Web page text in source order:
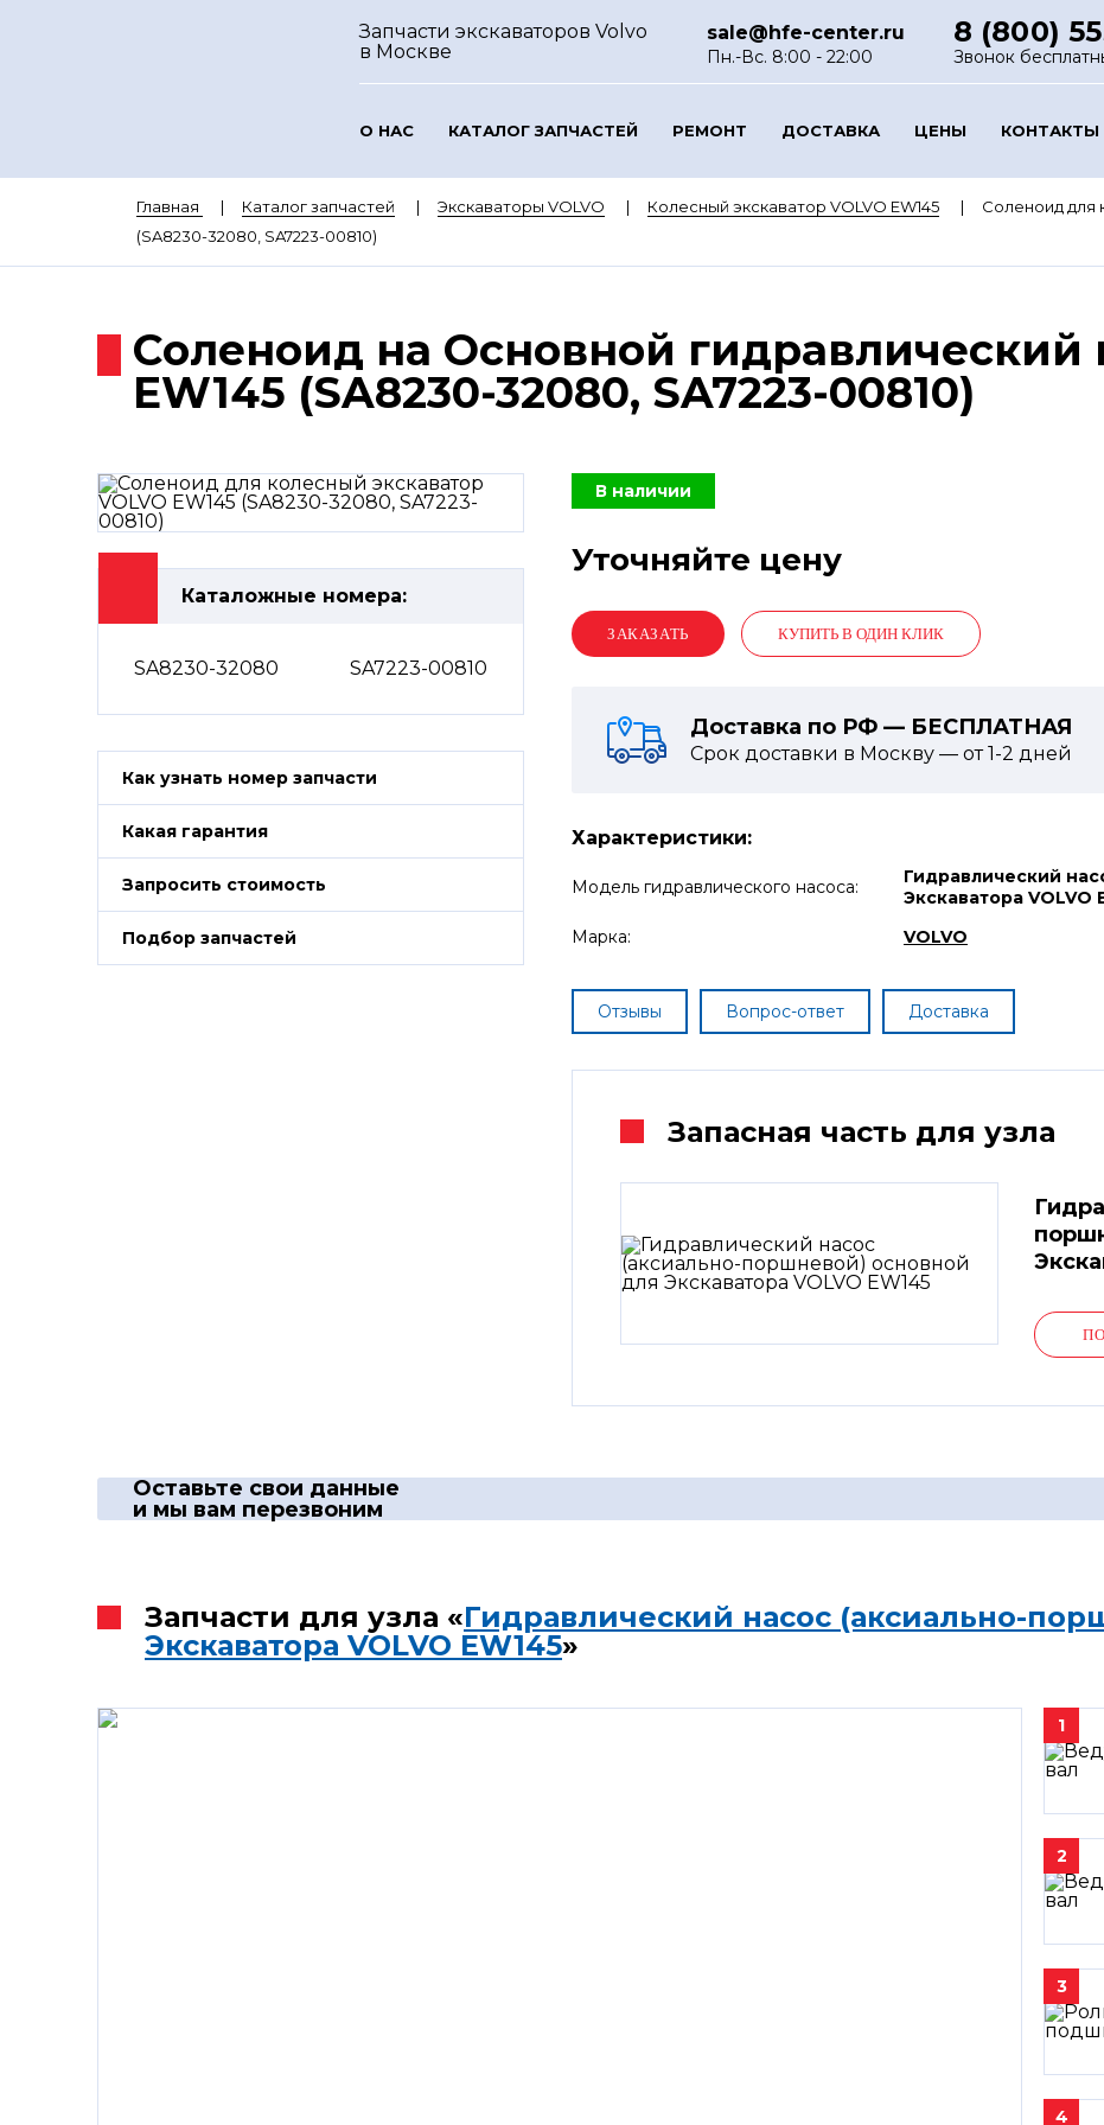
Запчасти экскаваторов Volvo
в Москве
sale@hfe-center.ru
Пн.-Вс. 8:00 - 22:00
8 (800)
Звонок
О НАС КАТАЛОГ ЗАПЧАСТЕЙ РЕМОНТ ДОСТАВКА ЦЕНЫ КОНТАКТЫ
Главная Каталог запчастей Экскаваторы VOLVO Колесный экскаватор VOLVO EW145
Соленоид для
(SA8230-32080, SA7223-00810)
Соленоид на Основной гидравлический
EW145 (SA8230-32080, SA7223-00810)
Каталожные номера:
SA8230-32080 SA7223-00810
Как узнать номер запчасти
Какая гарантия
Запросить стоимость
Подбор запчастей
В наличии
Уточняйте цену
КУПИТЬ В ОДИН КЛИК
Доставка по РФ — БЕСПЛАТНАЯ
Срок доставки в Москву — от1-2 дней
Характеристики:
Модель гидравлического насоса:
Гидравлический
Экскаватора VOLVO
Марка:
VOLVO
Отзывы Вопрос-ответ Доставка
Запасная часть для узла
Оставьте свои данные
и мы вам перезвоним
Запчасти для узла «Гидравлический насос (аксиально-
Экскаватора VOLVO EW145»
1
2
3
4